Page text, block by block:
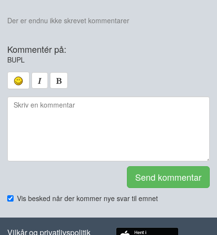
Der er endnu ikke skrevet kommentarer
Kommentér på:
BUPL
Send kommentar
Vis besked når der kommer nye svar til emnet
Vilkår og privatlivspolitik